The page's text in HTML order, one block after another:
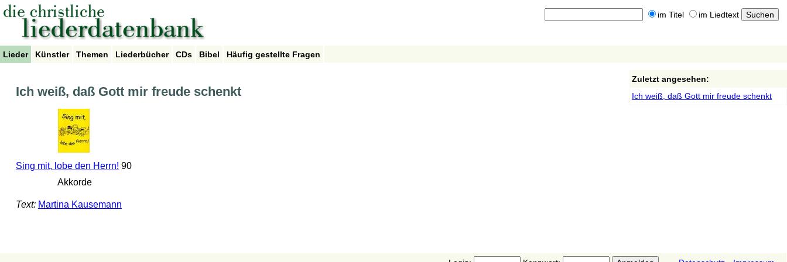
im Titel im Liedtext
Lieder Künstler Themen Liederbücher CDs Bibel Häufig gestellte Fragen
Ich weiß, daß Gott mir freude schenkt
Sing mit, lobe den Herrn! 90
Akkorde
Text: Martina Kausemann
Zuletzt angesehen:
Ich weiß, daß Gott mir freude schenkt